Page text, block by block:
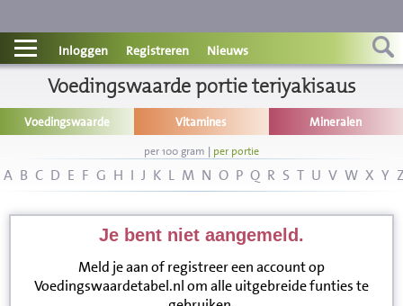
Contact
Informatie
Disclaimer
Inloggen Registreren Nieuws
Voedingswaarde portie teriyakisaus
Voedingswaarde Vitamines Mineralen
per 100 gram | per portie
A B C D E F G H I J K L M N O P Q R S T U V W X Y
Je bent niet aangemeld.
Meld je aan of registreer een account op
Voedingswaardetabel.nl om alle uitgebreide funties te